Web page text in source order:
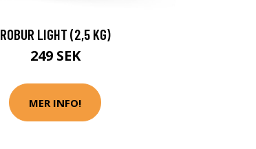
ROBUR LIGHT (2,5 KG)
249 SEK
MER INFO!